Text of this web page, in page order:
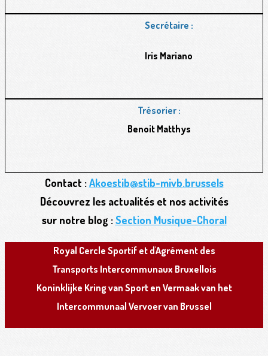
Secrétaire :
Iris Mariano
Trésorier :
Benoit Matthys
Contact :Akoestib@stib-mivb.brussels
Découvrez les actualités et nos activités
sur notre blog :Section Musique-Choral
Royal Cercle Sportif et d'Agrément des
Transports Intercommunaux Bruxellois
Koninklijke Kring van Sport en Vermaak van het
Intercommunaal Vervoer van Brussel